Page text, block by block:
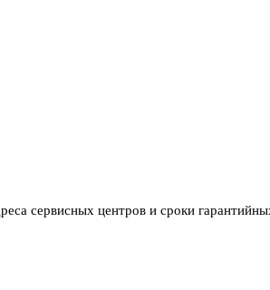
сервисных центров и сроки